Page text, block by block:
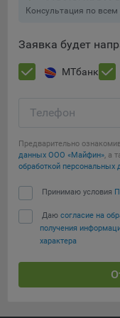
составить
анализа трафика на
9.5. Файлы cookie,
аудитории и в
Технические/
Необходимые для
платформ «Google
(статистические),
передаются третьим
время пользования
Остальные - не более
определять
наиболее и
предпочтений
Консультация по
Заявка будет
МТбанк
Телефон
Предварительно
данных ООО «Майфин», а
обработкой персональных
Принимаю условия
Даю согласие на
получения
характера